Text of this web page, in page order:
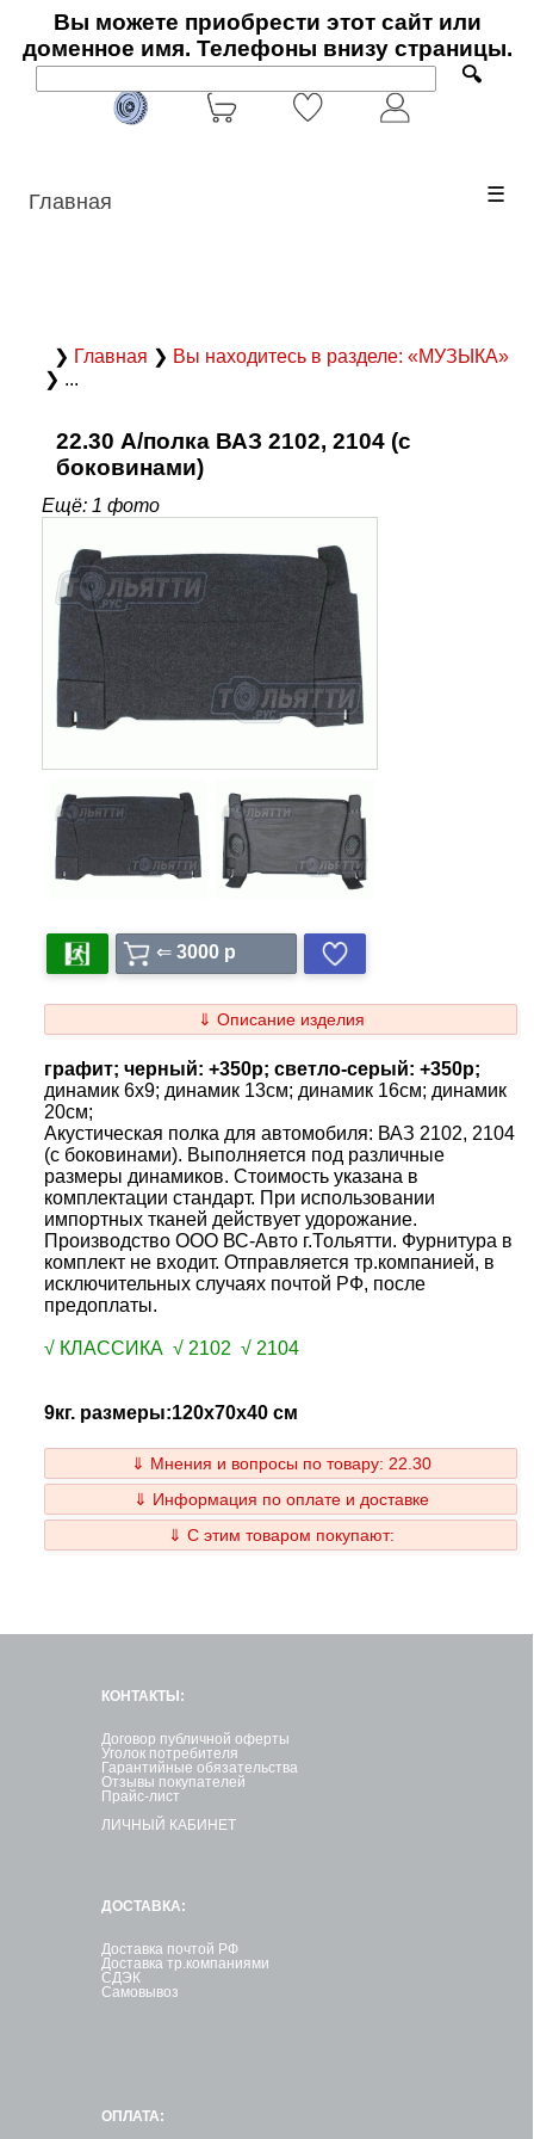
Вы можете приобрести этот сайт или
доменное имя. Телефоны внизу страницы.
🔍
Главная ☰
❯ Главная ❯ Вы находитесь в разделе: «МУЗЫКА»
❯ ...
22.30 А/полка ВАЗ 2102, 2104 (с
боковинами)
Ещё: 1 фото
⇐ 3000 p
⇓ Описание изделия
графит; черный: +350p; светло-серый: +350р;
динамик 6x9; динамик 13см; динамик 16см; динамик
20см;
Акустическая полка для автомобиля: ВАЗ 2102, 2104
(с боковинами). Выполняется под различные
размеры динамиков. Стоимость указана в
комплектации стандарт. При использовании
импортных тканей действует удорожание.
Производство ООО ВС-Авто г.Тольятти. Фурнитура в
комплект не входит. Отправляется тр.компанией, в
исключительных случаях почтой РФ, после
предоплаты.
√ КЛАССИКА √ 2102 √ 2104
9кг. размеры:120x70x40 см
⇓ Мнения и вопросы по товару: 22.30
⇓ Информация по оплате и доставке
⇓ С этим товаром покупают:
КОНТАКТЫ:
Договор публичной оферты
Уголок потребителя
Гарантийные обязательства
Отзывы покупателей
Прайс-лист
ЛИЧНЫЙ КАБИНЕТ
ДОСТАВКА:
Доставка почтой РФ
Доставка тр.компаниями
СДЭК
Самовывоз
ОПЛАТА: